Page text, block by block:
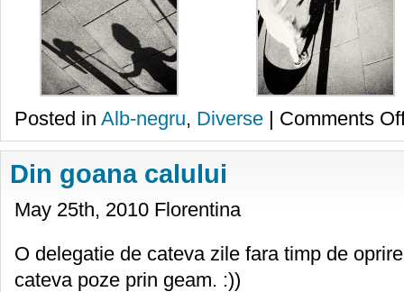
Posted in Alb-negru, Diverse | Comments
Din goana calului
May 25th, 2010 Florentina
O delegatie de cateva zile fara timp de
cateva poze prin geam. :))